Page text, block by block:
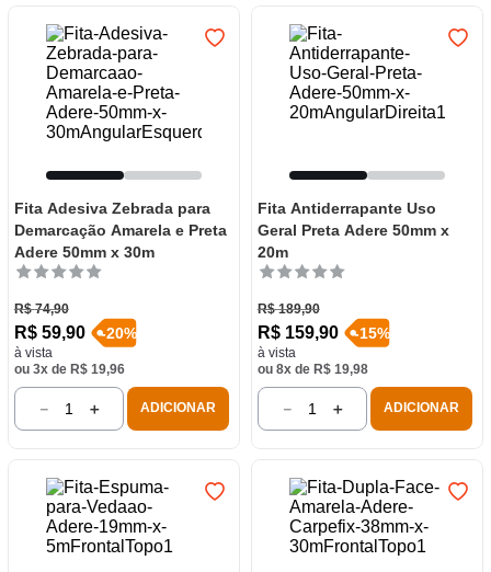
Fita Adesiva Zebrada para
Demarcação Amarela e Preta
Adere 50mm x 30m
R$ 74,90
R$ 59,90
à vista
-20%
ou 3x de R$ 19,96
＋
－ ADICIONAR
Fita Antiderrapante Uso
Geral Preta Adere 50mm x
20m
R$ 189,90
R$ 159,90
à vista
-15%
ou 8x de R$ 19,98
＋
－ ADICIONAR